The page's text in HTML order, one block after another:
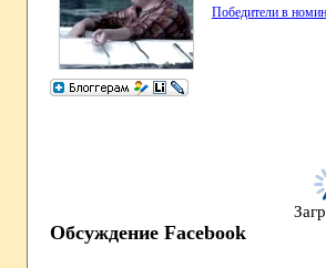
Победители в
Обсуждение Facebook